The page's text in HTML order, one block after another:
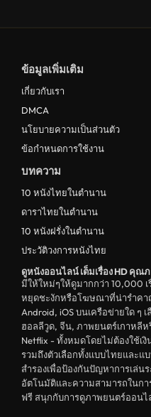
ข้อมูลเพิ่มเติม
เกี่ยวกับเรา
DMCA
นโยบายความเป็นส่วนตัว
ข้อกำหนดการใช้งาน
บทความ
10 หนังไทยในตำนาน
ดาราไทยในตำนาน
10 หนังฝรั่งในตำนาน
ประวัติวงการหนังไทย
ดูหนังออนไลน์ เต็มเรื่อง HD คุณ
มีให้ใหม่ๆให้ดูมากกว่า 10,000
หยุดชะงักหรือโฆษณาที่น่ารำคา
Android, iOS บนเครือข่ายใด ๆ
ฮอลลีวูด, จีน, ภาพยนตร์เกาหลี
Netflix - ทั้งหมดโดยไม่ต้องใช้เ
รวมถึงตัวเลือกทั้งแบบไทยและแ
สำรองเพื่อป้องกันปัญหาการเล่
อัตโนมัติและความสามารถในก
ฟรี สนุกกับการดูภาพยนตร์ออนไ